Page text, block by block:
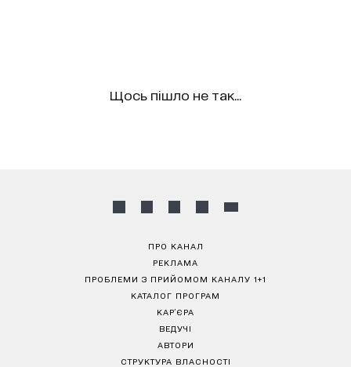
Щось пішло не так...
ПРО КАНАЛ
РЕКЛАМА
ПРОБЛЕМИ З ПРИЙОМОМ КАНАЛУ 1+1
КАТАЛОГ ПРОГРАМ
КАР’ЄРА
ВЕДУЧІ
АВТОРИ
СТРУКТУРА ВЛАСНОСТІ